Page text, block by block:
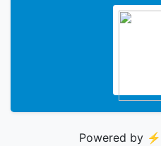
Powered by ⚡️